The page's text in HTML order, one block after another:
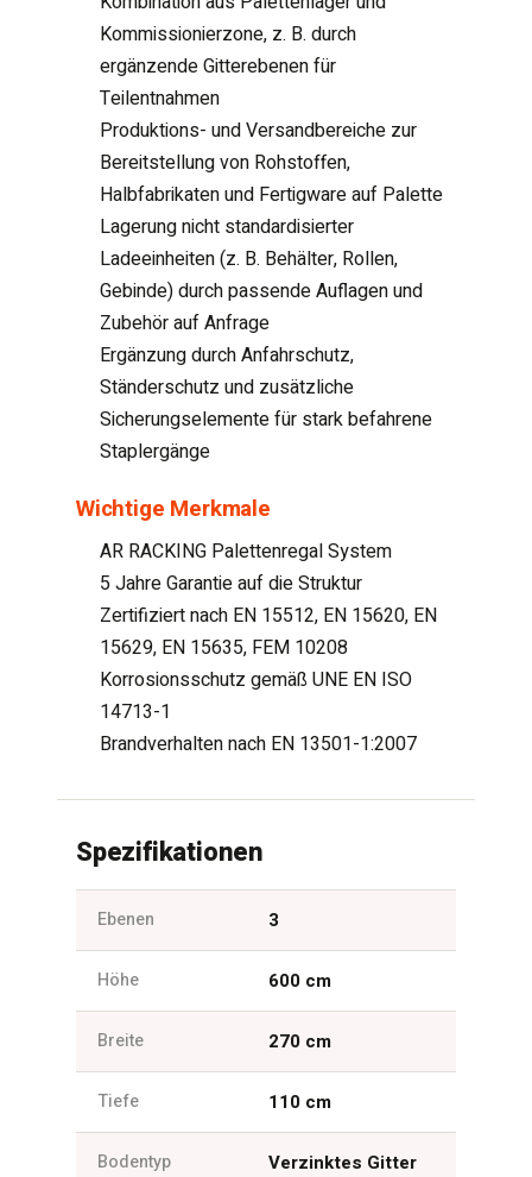
Kommissionierzone, z. B. durch
ergänzende Gitterebenen für
Teilentnahmen
Produktions- und Versandbereiche zur
Bereitstellung von Rohstoffen,
Halbfabrikaten und Fertigware auf Palette
Lagerung nicht standardisierter
Ladeeinheiten (z. B. Behälter, Rollen,
Gebinde) durch passende Auflagen und
Zubehör auf Anfrage
Ergänzung durch Anfahrschutz,
Ständerschutz und zusätzliche
Sicherungselemente für stark befahrene
Staplergänge
Wichtige Merkmale
AR RACKING Palettenregal System
5 Jahre Garantie auf die Struktur
Zertifiziert nach EN 15512, EN 15620, EN
15629, EN 15635, FEM 10208
Korrosionsschutz gemäß UNE EN ISO
14713-1
Brandverhalten nach EN 13501-1:2007
Spezifikationen
Ebenen 3
Höhe 600 cm
Breite 270 cm
Tiefe 110 cm
Bodentyp Verzinktes Gitter